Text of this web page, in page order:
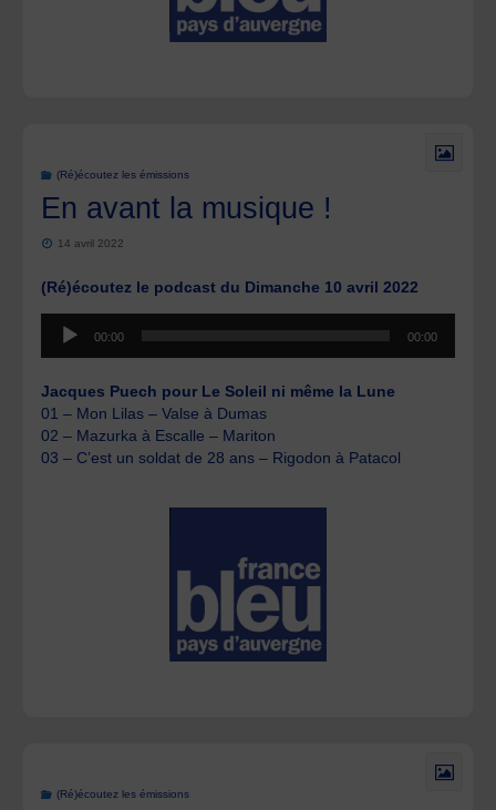
(Ré)écoutez les émissions
En avant la musique !
14 avril 2022
(Ré)écoutez le podcast du Dimanche 10 avril 2022
Lecteur
audio
00:00 00:00
Jacques Puech pour Le Soleil ni même la Lune
01 – Mon Lilas – Valse à Dumas
02 – Mazurka à Escalle – Mariton
03 – C’est un soldat de 28 ans – Rigodon à Patacol
(Ré)écoutez les émissions